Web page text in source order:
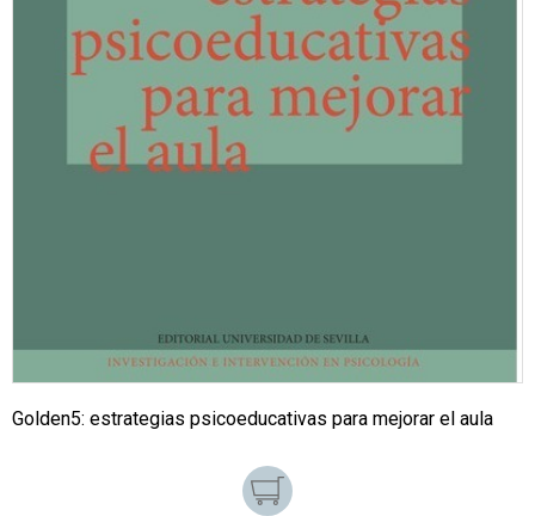
Golden5: estrategias psicoeducativas para mejorar el aula